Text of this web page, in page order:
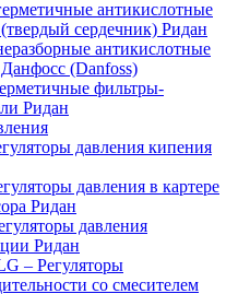
антикислотные
сердечник) Ридан
антикислотные
(Danfoss)
фильтры-
Ридан
давления кипения
давления в картере
Ридан
давления
Ридан
– Регуляторы
со смесителем